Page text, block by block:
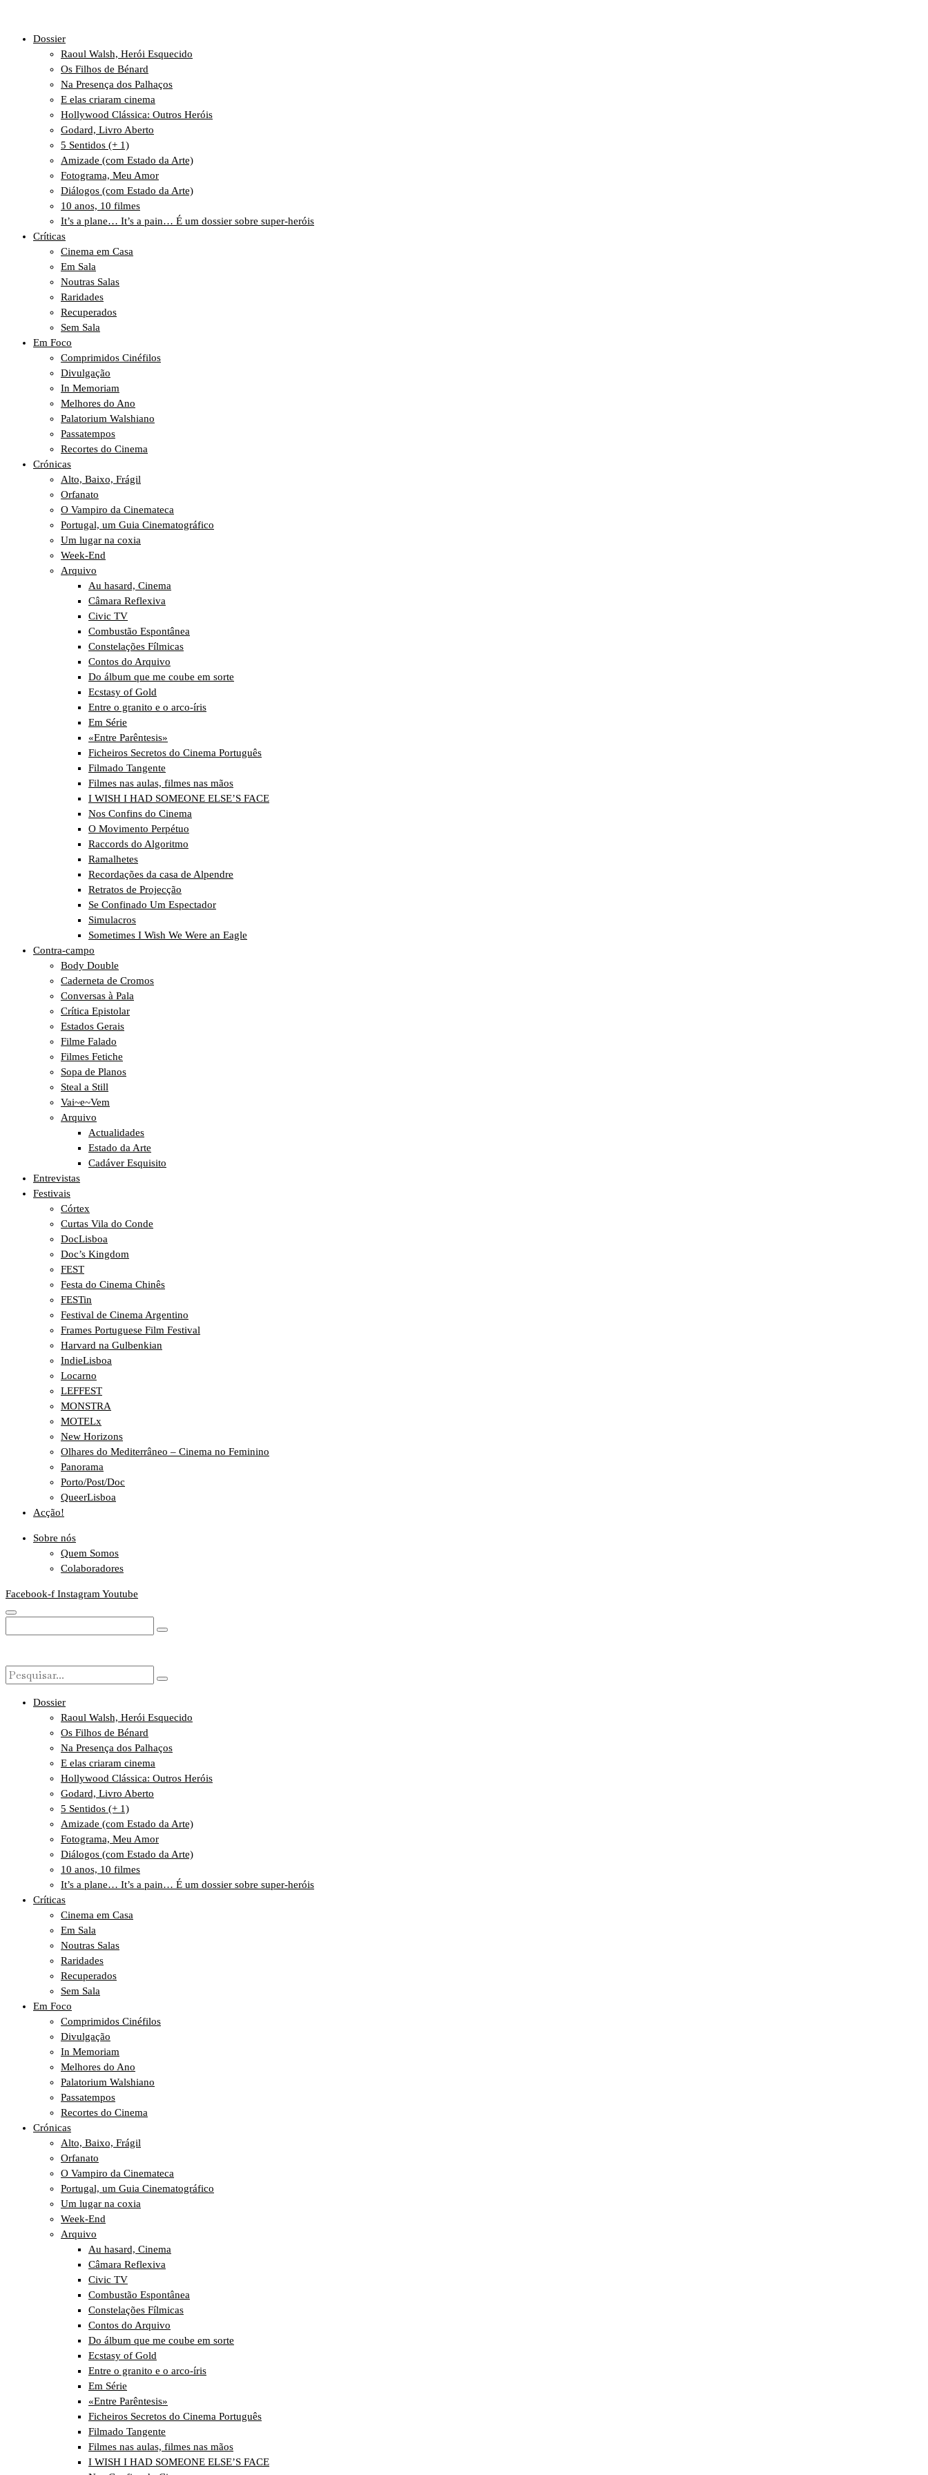
Dossier
Raoul Walsh, Herói Esquecido
Os Filhos de Bénard
Na Presença dos Palhaços
E elas criaram cinema
Hollywood Clássica: Outros Heróis
Godard, Livro Aberto
5 Sentidos (+ 1)
Amizade (com Estado da Arte)
Fotograma, Meu Amor
Diálogos (com Estado da Arte)
10 anos, 10 filmes
It’s a plane… It’s a pain… É um dossier sobre super-heróis
Críticas
Cinema em Casa
Em Sala
Noutras Salas
Raridades
Recuperados
Sem Sala
Em Foco
Comprimidos Cinéfilos
Divulgação
In Memoriam
Melhores do Ano
Palatorium Walshiano
Passatempos
Recortes do Cinema
Crónicas
Alto, Baixo, Frágil
Orfanato
O Vampiro da Cinemateca
Portugal, um Guia Cinematográfico
Um lugar na coxia
Week-End
Arquivo
Au hasard, Cinema
Câmara Reflexiva
Civic TV
Combustão Espontânea
Constelações Fílmicas
Contos do Arquivo
Do álbum que me coube em sorte
Ecstasy of Gold
Entre o granito e o arco-íris
Em Série
«Entre Parêntesis»
Ficheiros Secretos do Cinema Português
Filmado Tangente
Filmes nas aulas, filmes nas mãos
I WISH I HAD SOMEONE ELSE’S FACE
Nos Confins do Cinema
O Movimento Perpétuo
Raccords do Algoritmo
Ramalhetes
Recordações da casa de Alpendre
Retratos de Projecção
Se Confinado Um Espectador
Simulacros
Sometimes I Wish We Were an Eagle
Contra-campo
Body Double
Caderneta de Cromos
Conversas à Pala
Crítica Epistolar
Estados Gerais
Filme Falado
Filmes Fetiche
Sopa de Planos
Steal a Still
Vai~e~Vem
Arquivo
Actualidades
Estado da Arte
Cadáver Esquisito
Entrevistas
Festivais
Córtex
Curtas Vila do Conde
DocLisboa
Doc’s Kingdom
FEST
Festa do Cinema Chinês
FESTin
Festival de Cinema Argentino
Frames Portuguese Film Festival
Harvard na Gulbenkian
IndieLisboa
Locarno
LEFFEST
MONSTRA
MOTELx
New Horizons
Olhares do Mediterrâneo – Cinema no Feminino
Panorama
Porto/Post/Doc
QueerLisboa
Acção!
Sobre nós
Quem Somos
Colaboradores
Facebook-f Instagram Youtube
Dossier
Raoul Walsh, Herói Esquecido
Os Filhos de Bénard
Na Presença dos Palhaços
E elas criaram cinema
Hollywood Clássica: Outros Heróis
Godard, Livro Aberto
5 Sentidos (+ 1)
Amizade (com Estado da Arte)
Fotograma, Meu Amor
Diálogos (com Estado da Arte)
10 anos, 10 filmes
It’s a plane… It’s a pain… É um dossier sobre super-heróis
Críticas
Cinema em Casa
Em Sala
Noutras Salas
Raridades
Recuperados
Sem Sala
Em Foco
Comprimidos Cinéfilos
Divulgação
In Memoriam
Melhores do Ano
Palatorium Walshiano
Passatempos
Recortes do Cinema
Crónicas
Alto, Baixo, Frágil
Orfanato
O Vampiro da Cinemateca
Portugal, um Guia Cinematográfico
Um lugar na coxia
Week-End
Arquivo
Au hasard, Cinema
Câmara Reflexiva
Civic TV
Combustão Espontânea
Constelações Fílmicas
Contos do Arquivo
Do álbum que me coube em sorte
Ecstasy of Gold
Entre o granito e o arco-íris
Em Série
«Entre Parêntesis»
Ficheiros Secretos do Cinema Português
Filmado Tangente
Filmes nas aulas, filmes nas mãos
I WISH I HAD SOMEONE ELSE’S FACE